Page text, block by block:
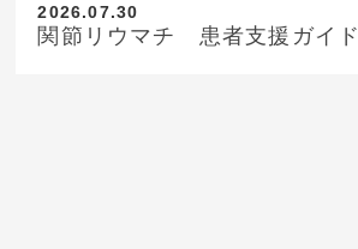
2026.07.30
関節リウマチ 患者支援ガイド